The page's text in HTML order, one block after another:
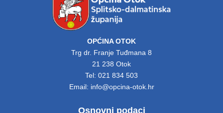
OPĆINA OTOK
Trg dr. Franje Tuđmana 8
21 238 Otok
Tel: 021 834 503
Email: info@opcina-otok.hr
Osnovni podaci